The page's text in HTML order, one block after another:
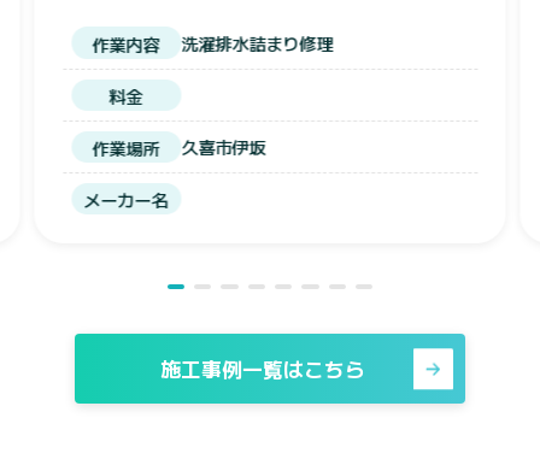
作業内容 お風呂からの水漏れ修理
料金
作業場所 幸手市戸島
メーカー名
施工事例一覧はこちら